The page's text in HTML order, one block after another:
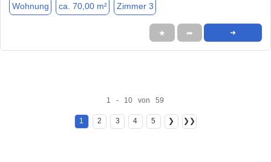
Wohnung ca. 70,00 m² Zimmer 3
★ ➦ ➜
1 - 10 von 59
1 2 3 4 5 ❯ ❯❯